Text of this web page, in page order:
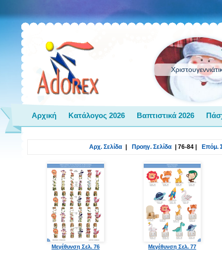
Αρχική Κατάλογος 2026 Βαπτιστικά 2026
Αρχ. Σελίδα Προηγ. Σελίδα 76-84 Επόμ.
Μεγέθυνση Σελ. 76 Μεγέθυνση Σελ. 77